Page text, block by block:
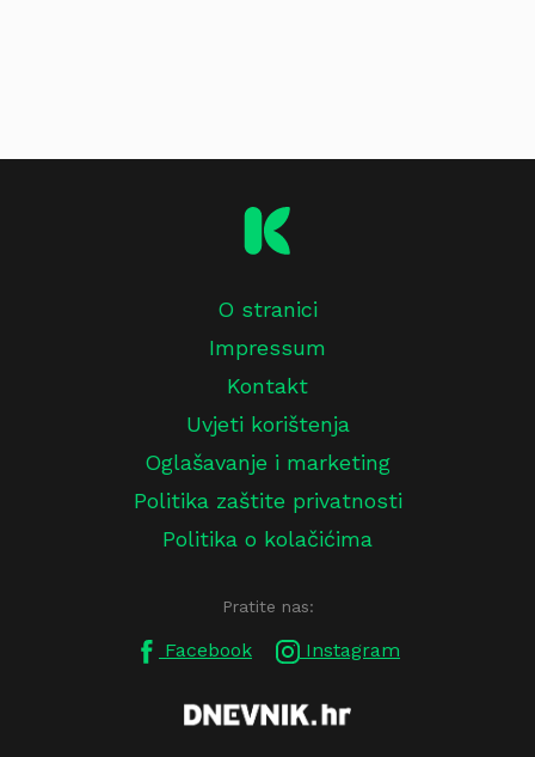
O stranici
Impressum
Kontakt
Uvjeti korištenja
Oglašavanje i marketing
Politika zaštite privatnosti
Politika o kolačićima
Pratite nas:
Facebook Instagram